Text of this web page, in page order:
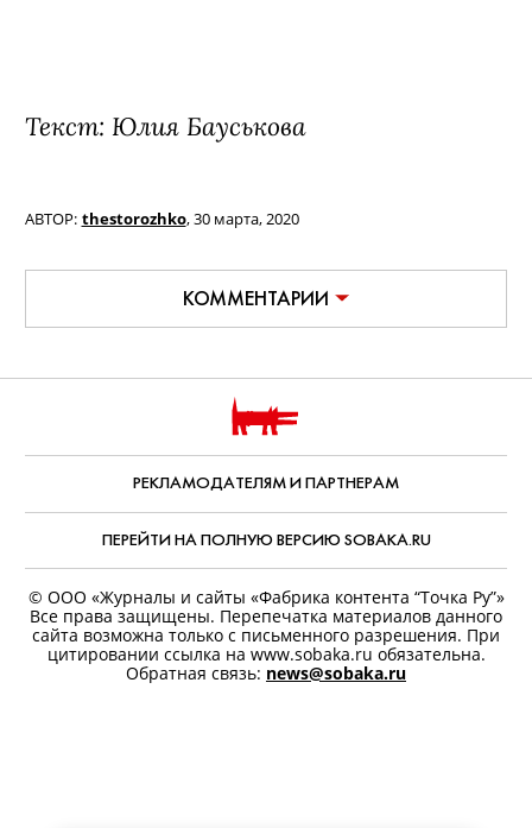
Текст: Юлия Бауськова
АВТОР: thestorozhko,30 марта, 2020
КОММЕНТАРИИ
РЕКЛАМОДАТЕЛЯМ И ПАРТНЕРАМ
ПЕРЕЙТИ НА ПОЛНУЮ ВЕРСИЮ SOBAKA.RU
© ООО «Журналы и сайты «Фабрика контента “Точка Ру”»
Все права защищены. Перепечатка материалов данного
сайта возможна только с письменного разрешения. При
цитировании ссылка на www.sobaka.ru обязательна.
Обратная связь: news@sobaka.ru